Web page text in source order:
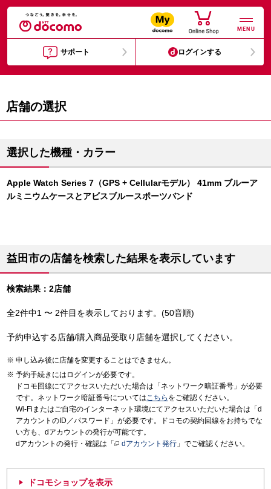
MENU
サポート ログインする
店舗の選択
選択した機種・カラー
Apple Watch Series 7（GPS + Cellularモデル） 41mm ブルーア
ルミニウムケースとアビスブルースポーツバンド
益田市の店舗を検索した結果を表示しています
検索結果：2店舗
全2件中1 〜 2件目を表示しております。(50音順)
予約申込する店舗/購入商品受取り店舗を選択してください。
申し込み後に店舗を変更することはできません。
予約手続きにはログインが必要です。
ドコモ回線にてアクセスいただいた場合は「ネットワーク暗証番号」が必要
です。ネットワーク暗証番号についてはこちら をご確認ください。
Wi-Fiまたはご自宅のインターネット環境にてアクセスいただいた場合は「d
アカウントのID／パスワード」が必要です。ドコモの契約回線をお持ちでな
い方も、dアカウントの発行が可能です。
dアカウントの発行・確認は「
dアカウント発行 」でご確認ください。
ドコモショップを表示